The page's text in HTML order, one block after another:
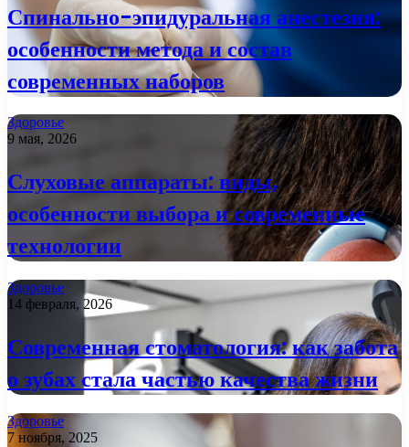
Спинально-эпидуральная анестезия:
особенности метода и состав
современных наборов
Здоровье
9 мая, 2026
Слуховые аппараты: виды,
особенности выбора и современные
технологии
Здоровье
14 февраля, 2026
Современная стоматология: как забота
о зубах стала частью качества жизни
Здоровье
7 ноября, 2025